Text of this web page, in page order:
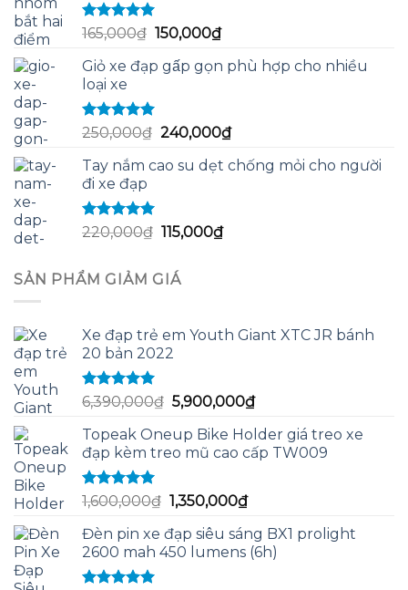
Được xếp
hạng
sao
165,000₫ Giá
là:
150,000₫Giá
tại
Giỏ xe đạp gấp gọn phù hợp cho nhiều
loại xe
Được xếp
hạng
sao
250,000₫ Giá
là:
240,000₫Giá
tại
Tay nắm cao su dẹt chống mỏi cho người
đi xe đạp
Được xếp
hạng
220,000₫ Giá
là:
220,000₫.
115,000₫Giá
SẢN PHẨM GIẢM GIÁ
Xe đạp trẻ em Youth Giant XTC JR bánh
20 bản 2022
Được xếp
hạng
5.00
sao
6,390,000₫ Giá
là:
6,390,000₫.
5,900,000₫Giá
tại
là:
Topeak Oneup Bike Holder giá treo xe
đạp kèm treo mũ cao cấp TW009
Được xếp
hạng
5.00
sao
1,600,000₫ Giá
là:
1,600,000₫.
1,350,000₫Giá
tại
là:
Đèn pin xe đạp siêu sáng BX1 prolight
2600 mah 450 lumens (6h)